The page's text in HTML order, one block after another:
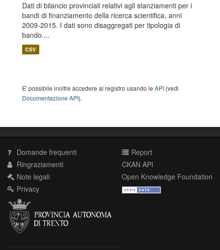
Dati di bilancio provinciali relativi agli stanziamenti per i
bandi di finanziamento della ricerca scientifica, anni
2009-2015. I dati sono disaggregati per tipologia di
bando....
CSV
E' possibile inoltre accedere al registro usando le API (vedi
Documentazione API).
Domande frequenti
Ringraziamenti
Note legali
Privacy
Report
CKAN API
Open Knowledge Foundation